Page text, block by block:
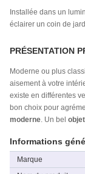
Installée dans un
éclairer un coin de
PRÉSENTATION
Moderne ou plus
aisement à votre
existe en différentes
bon choix pour
moderne. Un bel
Informations
Marque